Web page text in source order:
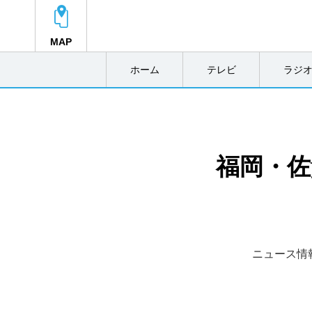
MAP
ホーム テレビ ラジオ
福岡・
ニュース情